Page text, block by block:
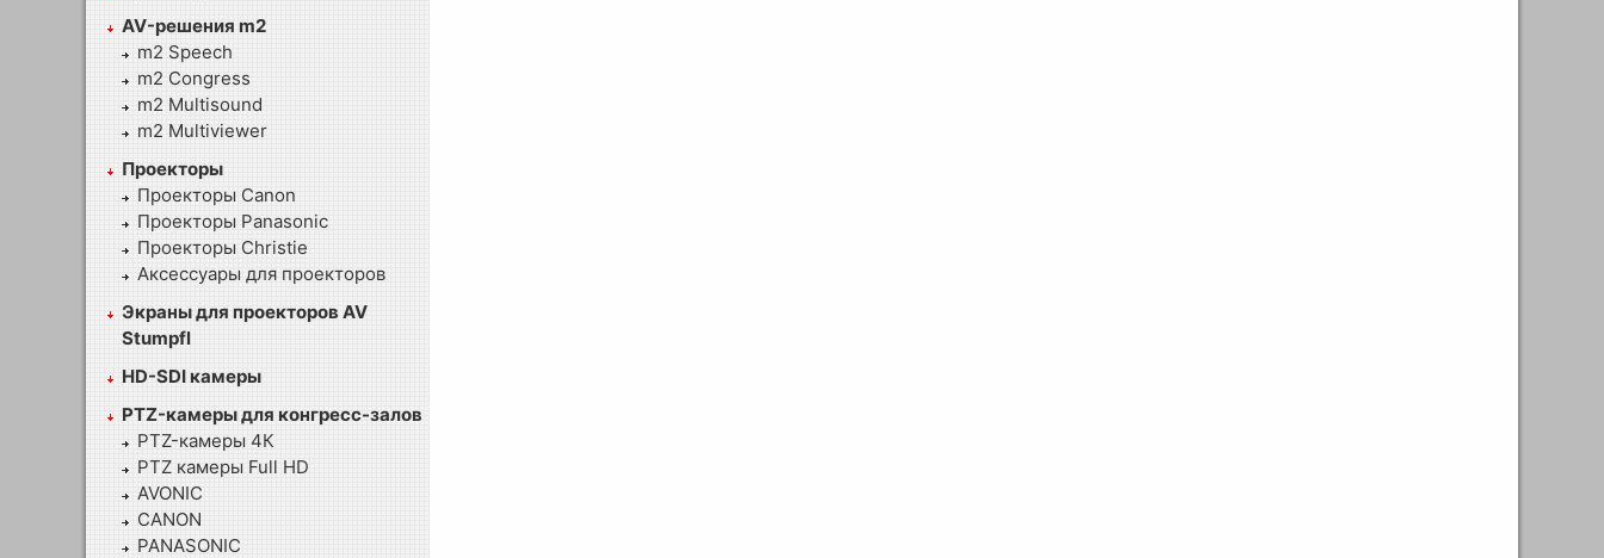
AV-решения m2
m2 Speech
m2 Congress
m2 Multisound
m2 Multiviewer
Проекторы
Проекторы Canon
Проекторы Panasonic
Проекторы Christie
Аксессуары для проекторов
Экраны для проекторов AV
Stumpfl
HD-SDI камеры
PTZ-камеры для конгресс-залов
PTZ-камеры 4К
PTZ камеры Full HD
AVONIC
CANON
PANASONIC